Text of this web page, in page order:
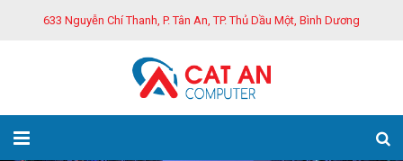
633 Nguyễn Chí Thanh, P. Tân An, TP. Thủ Dầu Một, Bình Dương